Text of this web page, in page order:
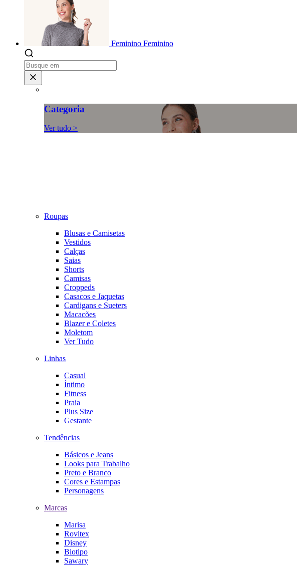
Feminino Feminino
Categoria
Ver tudo >
Roupas
Blusas e Camisetas
Vestidos
Calças
Saias
Shorts
Camisas
Croppeds
Casacos e Jaquetas
Cardigans e Sueters
Macacões
Blazer e Coletes
Moletom
Ver Tudo
Linhas
Casual
Íntimo
Fitness
Praia
Plus Size
Gestante
Tendências
Básicos e Jeans
Looks para Trabalho
Preto e Branco
Cores e Estampas
Personagens
Marcas
Marisa
Rovitex
Disney
Biotipo
Sawary